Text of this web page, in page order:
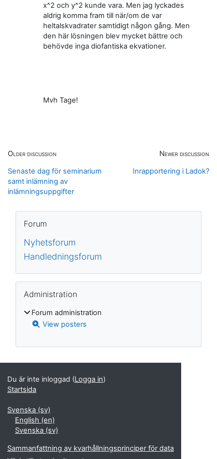
x^2 och y^2 kunde vara. Men jag lyckades
aldrig komma fram till när/om de var
heltalskvadrater samtidigt någon gång. Men
den här lösningen blev mycket bättre och
behövde inga diofantiska ekvationer.
Mvh Tage!
Older discussion
Senaste dag för seminarium
samt inlämning av
inlämningsuppgifter
Newer discussion
Inrapportering i Ladok?
Block
Forum
Nyhetsforum
Handledningsforum
Administration
Forum administration
View posters
Kompletterande block
Du är inte inloggad (Logga in)
Startsida
Svenska ‎(sv)‎
English ‎(en)‎
Svenska ‎(sv)‎
Sammanfattning av kvarhållningsprinciper för data